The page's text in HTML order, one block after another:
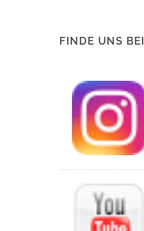
FINDE UNS BEI